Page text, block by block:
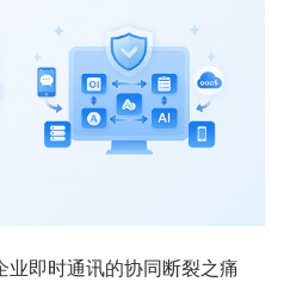
业即时通讯的协同断裂之痛